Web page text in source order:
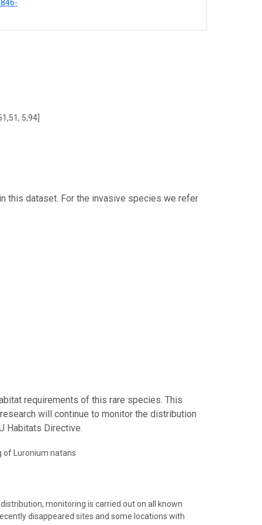
5,94]
this dataset. For the invasive species we refer
requirements of this rare species. This
will continue to monitor the distribution
Habitats Directive.
of Luronium natans
monitoring is carried out on all known
disappeared sites and some locations with